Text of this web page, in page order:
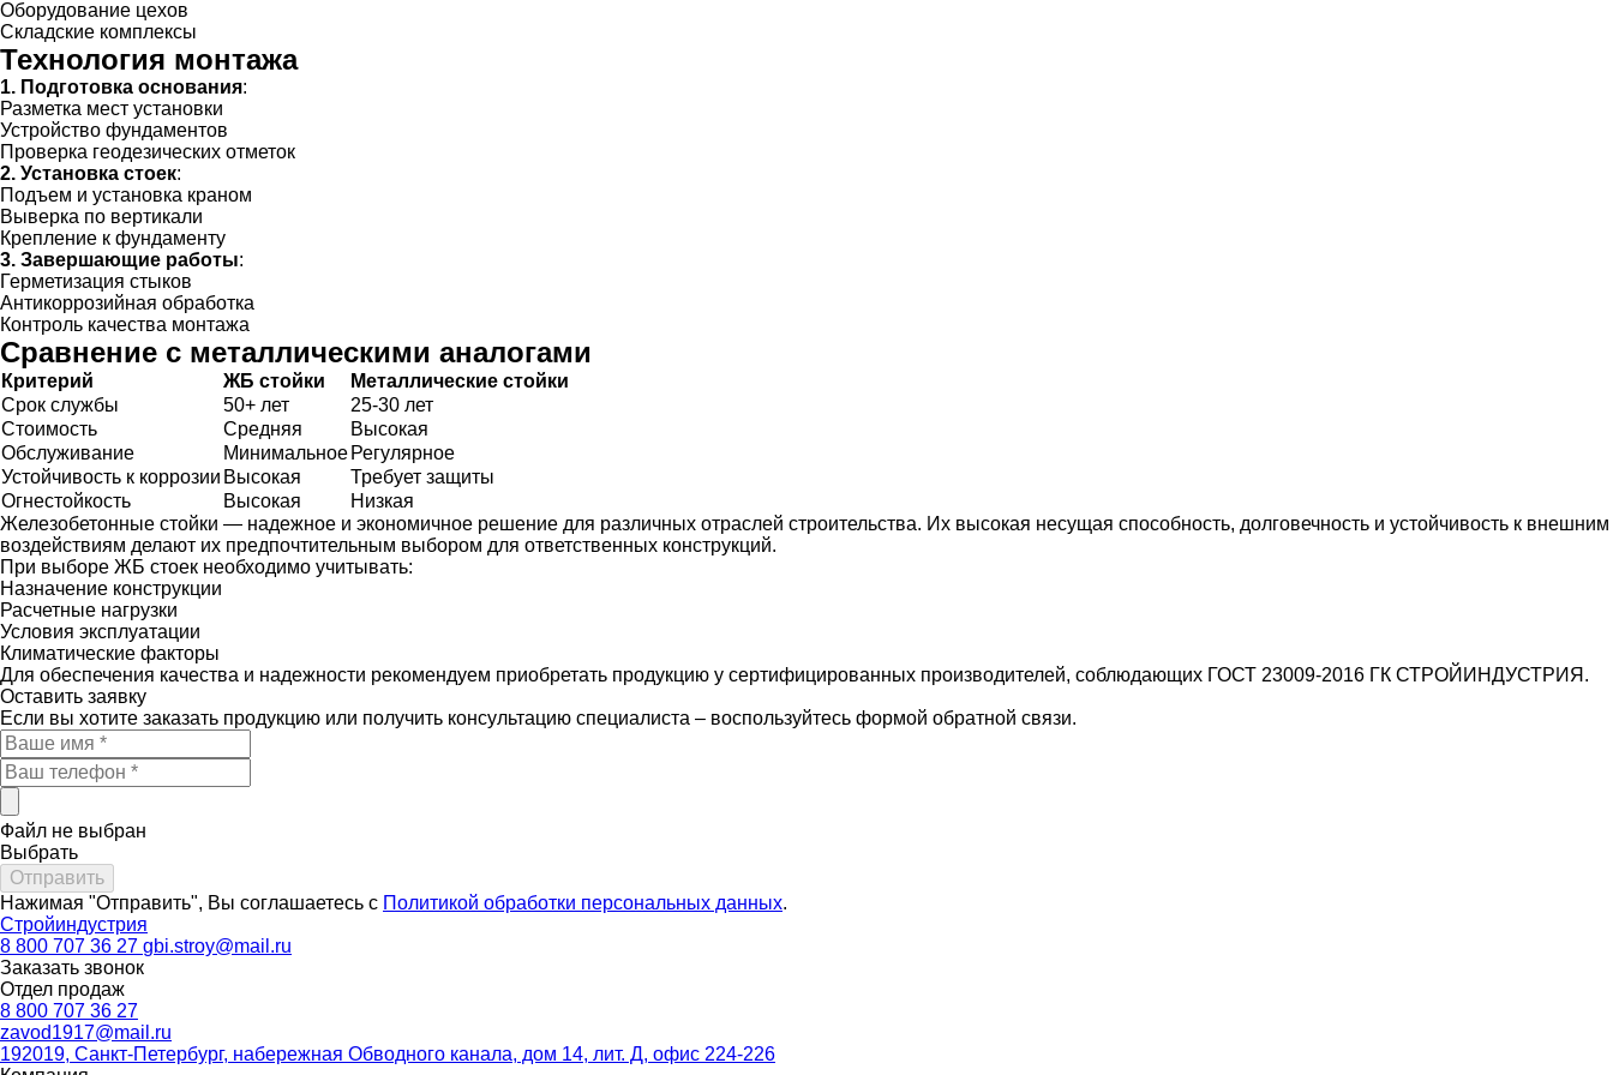
Оборудование цехов
Складские комплексы
Технология монтажа
1. Подготовка основания:
Разметка мест установки
Устройство фундаментов
Проверка геодезических отметок
2. Установка стоек:
Подъем и установка краном
Выверка по вертикали
Крепление к фундаменту
3. Завершающие работы:
Герметизация стыков
Антикоррозийная обработка
Контроль качества монтажа
Сравнение с металлическими аналогами
Критерий ЖБ стойки
Металлические стойки
Срок службы
50+ лет
25-30 лет
Стоимость
Средняя
Высокая
Обслуживание
Минимальное Регулярное
Устойчивость к коррозии Высокая
Требует защиты
Огнестойкость
Высокая
Низкая
Железобетонные стойки — надежное и экономичное решение для различных отраслей строительства. Их высокая несущая способность, долговечность и устойчивость к внешним
воздействиям делают их предпочтительным выбором для ответственных конструкций.
При выборе ЖБ стоек необходимо учитывать:
Назначение конструкции
Расчетные нагрузки
Условия эксплуатации
Климатические факторы
Для обеспечения качества и надежности рекомендуем приобретать продукцию у сертифицированных производителей, соблюдающих ГОСТ 23009-2016 ГК СТРОЙИНДУСТРИЯ.
Оставить заявку
Если вы хотите заказать продукцию или получить консультацию специалиста – воспользуйтесь формой обратной связи.
Файл не выбран
Выбрать
Нажимая "Отправить", Вы соглашаетесь с Политикой обработки персональных данных.
Стройиндустрия
8 800 707 36 27 gbi.stroy@mail.ru
Заказать звонок
Отдел продаж
8 800 707 36 27
zavod1917@mail.ru
192019, Санкт-Петербург, набережная Обводного канала, дом 14, лит. Д, офис 224-226